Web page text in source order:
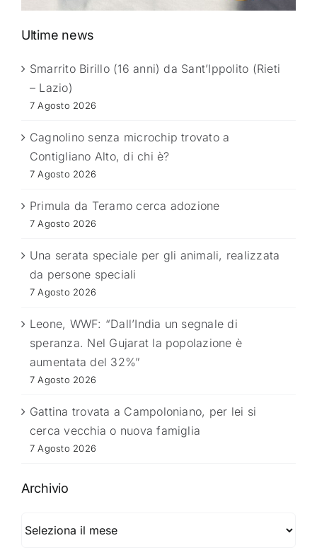
Ultime news
Smarrito Birillo (16 anni) da Sant’Ippolito (Rieti
– Lazio)
7 Agosto 2026
Cagnolino senza microchip trovato a
Contigliano Alto, di chi è?
7 Agosto 2026
Primula da Teramo cerca adozione
7 Agosto 2026
Una serata speciale per gli animali, realizzata
da persone speciali
7 Agosto 2026
Leone, WWF: “Dall’India un segnale di
speranza. Nel Gujarat la popolazione è
aumentata del 32%”
7 Agosto 2026
Gattina trovata a Campoloniano, per lei si
cerca vecchia o nuova famiglia
7 Agosto 2026
Archivio